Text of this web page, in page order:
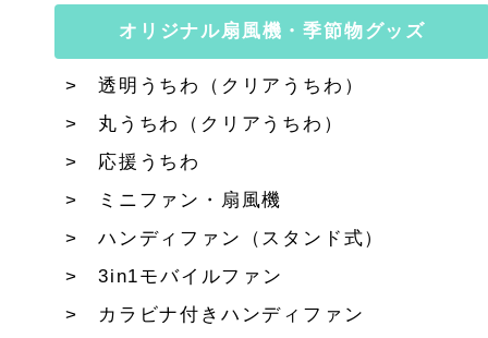
オリジナル扇風機・季節物グッズ
透明うちわ（クリアうちわ）
丸うちわ（クリアうちわ）
応援うちわ
ミニファン・扇風機
ハンディファン（スタンド式）
3in1モバイルファン
カラビナ付きハンディファン